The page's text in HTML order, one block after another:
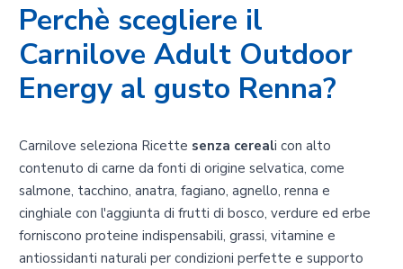
Perchè scegliere il
Carnilove Adult Outdoor
Energy al gusto Renna?
Carnilove seleziona Ricette senza cereali con alto
contenuto di carne da fonti di origine selvatica, come
salmone, tacchino, anatra, fagiano, agnello, renna e
cinghiale con l'aggiunta di frutti di bosco, verdure ed erbe
forniscono proteine indispensabili, grassi, vitamine e
antiossidanti naturali per condizioni perfette e supporto